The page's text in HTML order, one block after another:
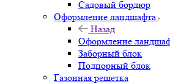
Садовый бордюр
Оформление ландшафта
Назад
Оформление
Заборный блок
Подпорный блок
Газонная решетка